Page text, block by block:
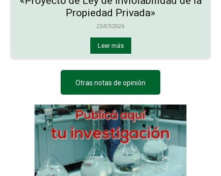
Propiedad Privada»
23/07/2026
Leer más
Otras notas de opinión